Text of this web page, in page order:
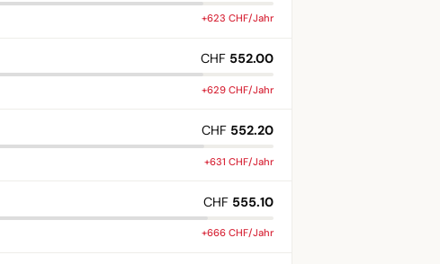
+623 CHF/Jahr
CHF 552.00
+629 CHF/Jahr
CHF 552.20
+631 CHF/Jahr
CHF 555.10
+666 CHF/Jahr